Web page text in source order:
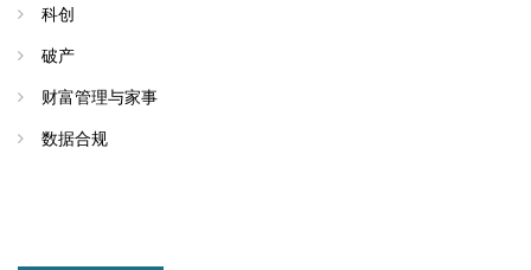
科创
破产
财富管理与家事
数据合规